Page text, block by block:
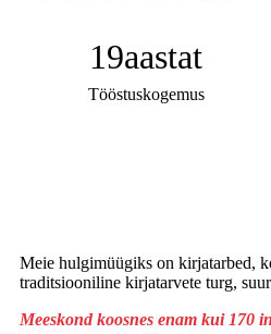
19aastat
Tööstuskogemus
Meie hulgimüügiks on kirjatarbed,
traditsiooniline kirjatarvete turg,
Meeskond koosnes enam kui 170